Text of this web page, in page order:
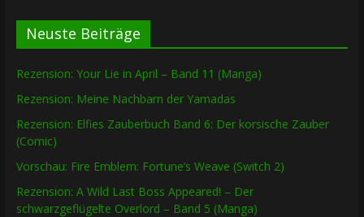
Neuste Beiträge
Rezension: Your Lie in April – Band 11 (Manga)
Rezension: Meine Nachbarn der Yamadas
Rezension: Elfies Zauberbuch Band 6: Der korsische Zauber
(Comic)
Vorschau: Fire Emblem: Fortune’s Weave (Switch 2)
Rezension: A Wild Last Boss Appeared! – Der
schwarzgeflügelte Overlord – Band 5 (Manga)